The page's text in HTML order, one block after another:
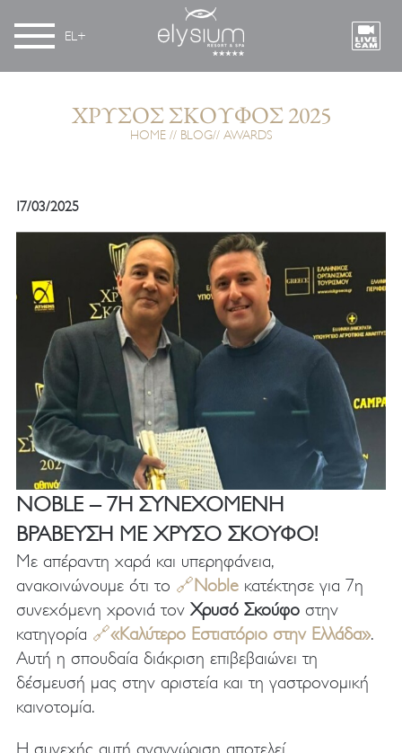
EL
ΧΡΥΣΌΣ ΣΚΟΎΦΟΣ 2025
HOME BLOG AWARDS
17/03/2025
NOBLE – 7Η ΣΥΝΕΧΌΜΕΝΗ
ΒΡΆΒΕΥΣΗ ΜΕ ΧΡΥΣΌ ΣΚΟΎΦΟ!
Με απέραντη χαρά και υπερηφάνεια,
ανακοινώνουμε ότι το 🔗Nobleκατέκτησε για 7η
συνεχόμενη χρονιά τονΧρυσό Σκούφοστην
κατηγορία 🔗«Καλύτερο Εστιατόριο στην Ελλάδα».
Αυτή η σπουδαία διάκριση επιβεβαιώνει τη
δέσμευσή μας στην αριστεία και τη γαστρονομική
καινοτομία.